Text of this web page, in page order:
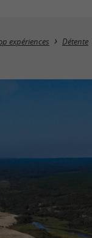
expériences Détente